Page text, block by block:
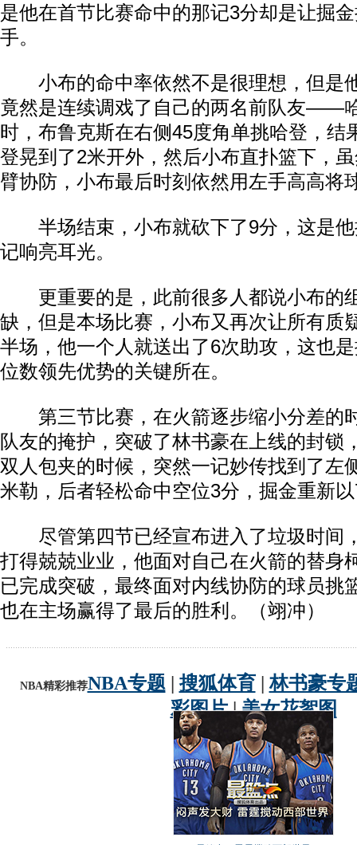
是他在首节比赛命中的那记3分却是让掘
手。
小布的命中率依然不是很理想，但是
竟然是连续调戏了自己的两名前队友——
时，布鲁克斯在右侧45度角单挑哈登，结
登晃到了2米开外，然后小布直扑篮下，
臂协防，小布最后时刻依然用左手高高将
半场结束，小布就砍下了9分，这是他
记响亮耳光。
更重要的是，此前很多人都说小布的
缺，但是本场比赛，小布又再次让所有质
半场，他一个人就送出了6次助攻，这也
位数领先优势的关键所在。
第三节比赛，在火箭逐步缩小分差的
队友的掩护，突破了林书豪在上线的封锁
双人包夹的时候，突然一记妙传找到了左
米勒，后者轻松命中空位3分，掘金重新
尽管第四节已经宣布进入了垃圾时间
打得兢兢业业，他面对自己在火箭的替身
已完成突破，最终面对内线协防的球员挑
也在主场赢得了最后的胜利。（翊冲）